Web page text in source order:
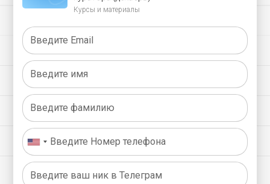
Курсы и материалы